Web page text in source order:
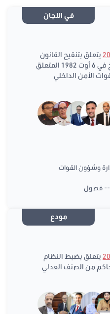
في اللجان
يتعلق بتنقيح القانون
عدد 70 لسنة 1982 المؤرخ في 6 أوت 1982 المتعلق
الأمن الداخلي
وشؤون القوات
-- فصول
مودع
يتعلق بضبط النظام
من الصنف العدلي